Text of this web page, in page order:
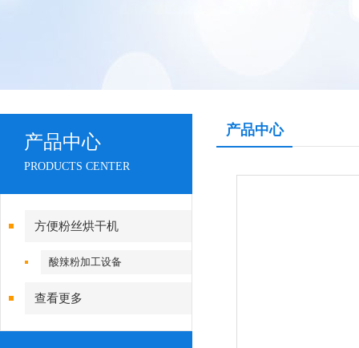
产品中心
PRODUCTS CENTER
方便粉丝烘干机
酸辣粉加工设备
查看更多
产品中心